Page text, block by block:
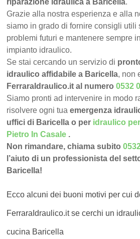
riparazione idraulica a Baricella.
Grazie alla nostra esperienza e alla
siamo in grado di fornire consigli utili
problemi futuri e mantenere sempre
impianto idraulico.
Se stai cercando un servizio di
idraulico affidabile a Baricella, non
FerraraIdraulico.it al numero0532
Siamo pronti ad intervenire in modo
risolvere ogni tuaemergenza
uffici di Baricella o per idraulico
Pietro In Casale .
Non rimandare, chiama subito
l’aiuto di un professionista del
Baricella!
Ecco alcuni dei buoni motivi per cui
FerraraIdraulico.it se cerchi un
cucina Baricella